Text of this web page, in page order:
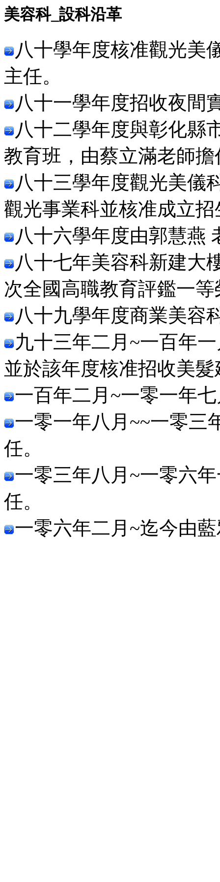
美容科_設科沿革
八十學年度核准觀光美
主任。
八十一學年度招收夜間
八十二學年度與彰化縣
教育班，由蔡立滿老師
八十三學年度觀光美儀
觀光事業科並核准成立招
八十六學年度由郭慧燕
八十七年美容科新建大
次全國高職教育評鑑一等
八十九學年度商業美容
九十三年二月~一百年
並於該年度核准招收美
一百年二月~一零一年
一零一年八月~~一零三
任。
一零三年八月~一零六
任。
一零六年二月~迄今由